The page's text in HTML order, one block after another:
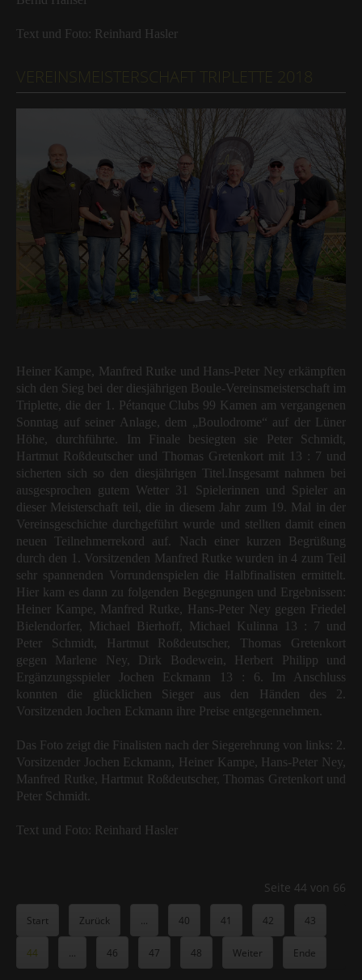
Text und Foto: Reinhard Hasler
Heiner Kampe, Manfred Rutke und Hans-Peter Ney erkämpften
sich den Sieg bei der diesjährigen Boule-Vereinsmeisterschaft im
Triplette, die der 1. Pétanque Clubs 99 Kamen am vergangenen
Sonntag auf seiner Anlage, dem „Boulodrome“ auf der Lüner
Höhe, durchführte. Im Finale besiegten sie Peter Schmidt,
Hartmut Roßdeutscher und Thomas Gretenkort mit 13 : 7 und
sicherten sich so den diesjährigen Titel. Insgesamt nahmen bei
ausgesprochen gutem Wetter 31 Spielerinnen und Spieler an
dieser Meisterschaft teil, die in diesem Jahr zum 19. Mal in der
Vereinsgeschichte durchgeführt wurde und stellten damit einen
neuen Teilnehmerrekord auf. Nach einer kurzen Begrüßung
durch den 1. Vorsitzenden Manfred Rutke wurden in 4 zum Teil
sehr spannenden Vorrundenspielen die Halbfinalisten ermittelt.
Hier kam es dann zu folgenden Begegnungen und Ergebnissen:
Heiner Kampe, Manfred Rutke, Hans-Peter Ney gegen Friedel
Bielendorfer, Michael Bierhoff, Michael Kulinna 13 : 7 und
Peter Schmidt, Hartmut Roßdeutscher, Thomas Gretenkort
gegen Marlene Ney, Dirk Bodewein, Herbert Philipp und
Ergänzungsspieler Jochen Eckmann 13 : 6. Im Anschluss
konnten die glücklichen Sieger aus den Händen des 2.
Vorsitzenden Jochen Eckmann ihre Preise entgegennehmen.
Das Foto zeigt die Finalisten nach der Siegerehrung von links: 2.
Vorsitzender Jochen Eckmann, Heiner Kampe, Hans-Peter Ney,
Manfred Rutke, Hartmut Roßdeutscher, Thomas Gretenkort und
Peter Schmidt.
Text und Foto: Reinhard Hasler
Seite 44 von 66
Start Zurück ... 40 41 42 43
44 ... 46 47 48 Weiter Ende